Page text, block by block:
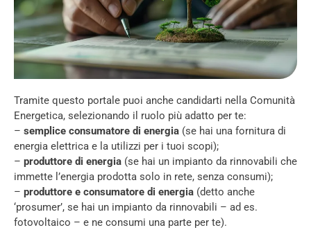
Tramite questo portale puoi anche candidarti nella Comunità
Energetica, selezionando il ruolo più adatto per te:
– semplice consumatore di energia (se hai una fornitura di
energia elettrica e la utilizzi per i tuoi scopi);
– produttore di energia (se hai un impianto da rinnovabili che
immette l’energia prodotta solo in rete, senza consumi);
– produttore e consumatore di energia (detto anche
‘prosumer’, se hai un impianto da rinnovabili – ad es.
fotovoltaico – e ne consumi una parte per te).